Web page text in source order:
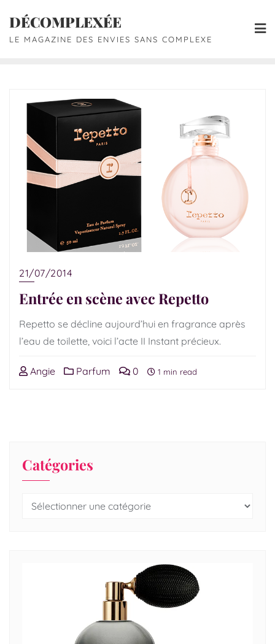
DÉCOMPLEXÉE
LE MAGAZINE DES ENVIES SANS COMPLEXE
21/07/2014
Entrée en scène avec Repetto
Repetto se décline aujourd’hui en fragrance après
l’eau de toilette, voici l’acte II Instant précieux.
Angie Parfum 0 1 min read
Catégories